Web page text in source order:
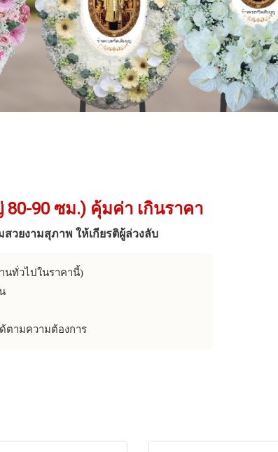
90 ซม.) คุ้มค่า เกินราคา
วยงามสุภาพ ให้เกียรติผู้ล่วงลับ
นทั่วไปในราคานี้)
ตามความต้องการ